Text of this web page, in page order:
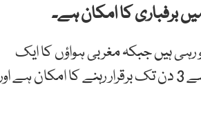
برفباری کا امکان ہے۔
ہیں جبکہ مغربی ہواؤں کا ایک
کمزور سلسلہ ملک کے مغربی اور بالائی علاقوں میں موجود ہے جو اگلے 2 سے 3 دن تک برقرار رہنے کا امکان ہے